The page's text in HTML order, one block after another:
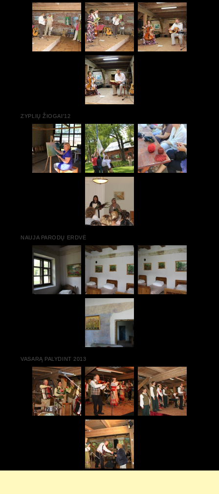
ZYPLIŲ ŽIOGAI'12
NAUJA PARODŲ ERDVĖ
VASARĄ PALYDINT 2013